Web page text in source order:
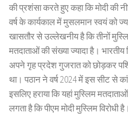
की प्रशंसा करते हुए कहा कि मोदी की
वर्ष के कार्यकाल में मुसलमान स्वयं को
खासतौर से उल्लेखनीय है कि तीनों
मतदाताओं की संख्या ज्यादा है।
अपने गृह प्रदेश गुजरात को छोड़कर
था। पठान ने वर्ष 2024 में इस सीट से
इसलिए हराया कि यहां मुस्लिम
लगता है कि पीएम मोदी मुस्लिम